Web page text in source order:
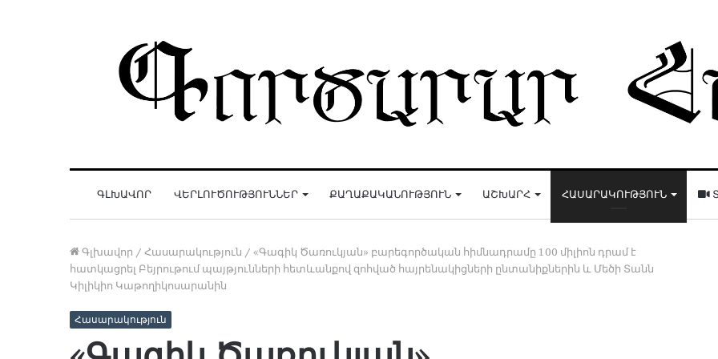
ԳԼԽԱՎՈՐ ՎԵՐԼՈՒԾՈՒԹՅՈՒՆՆԵՐ ՔԱՂԱՔԱԿԱՆՈՒԹՅՈՒՆ ԱՇԽԱՐՀ ՀԱՍԱՐԱԿՈՒԹՅՈՒՆ
Գլխավոր / Հասարակություն / «Գագիկ Ծառուկյան» բարեգործական հիմնադրամը 100 միլիոն դրամ է
հատկացրել Բեյրութում պայթյունների հետևանքով զոհված հայրենակիցների ընտանիքներին և Մեծի Տանն
Կիլիկիո Կաթողիկոսարանին
Հասարակություն